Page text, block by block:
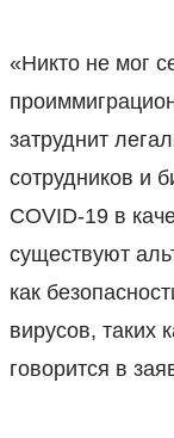
«Никто не мог
затруднит
сотрудников и
COVID-19 в
существуют
как
вирусов, таких
говорится в